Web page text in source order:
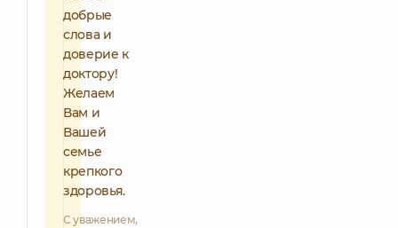
добрые
слова и
доверие к
доктору!
Желаем
Вам и
Вашей
семье
крепкого
здоровья.
С уважением,